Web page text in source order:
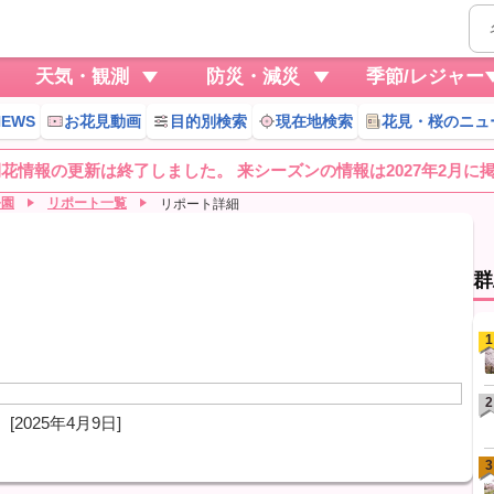
天気・観測 防災・減災 季節/レジャー
お花見動画 目的別検索 現在地検索 花見・桜のニュ
情報の更新は終了しました。 来シーズンの情報は2027年2月に
リポート一覧 リポート詳細
[2025年4月9日]
1
2
3